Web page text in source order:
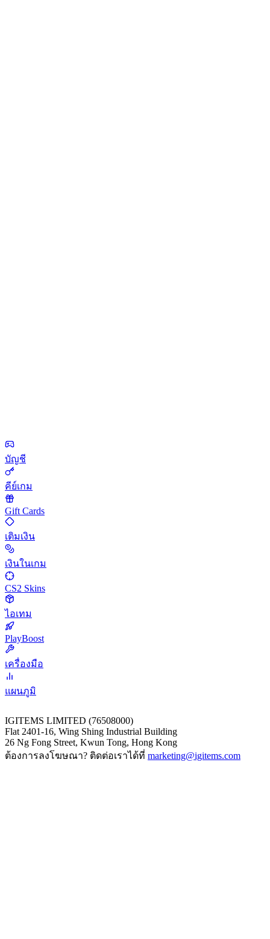
บัญชี
คีย์เกม
Gift Cards
เติมเงิน
เงินในเกม
CS2 Skins
ไอเทม
PlayBoost
เครื่องมือ
แผนภูมิ
IGITEMS LIMITED (76508000)
Flat 2401-16, Wing Shing Industrial Building
26 Ng Fong Street, Kwun Tong, Hong Kong
ต้องการลงโฆษณา? ติดต่อเราได้ที่ marketing@igitems.com